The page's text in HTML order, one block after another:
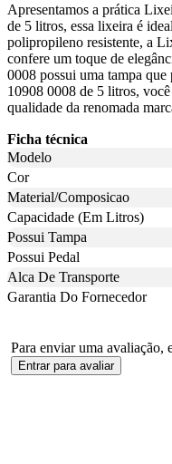
Apresentamos a prática
de 5 litros, essa lixeira é
polipropileno resistente, a
confere um toque de
0008 possui uma tampa
10908 0008 de 5 litros,
qualidade da renomada
Ficha técnica
Modelo
Cor
Material/Composicao
Capacidade (Em Litros)
Possui Tampa
Possui Pedal
Alca De Transporte
Garantia Do Fornecedor
Para enviar uma avaliação,
Entrar para avaliar